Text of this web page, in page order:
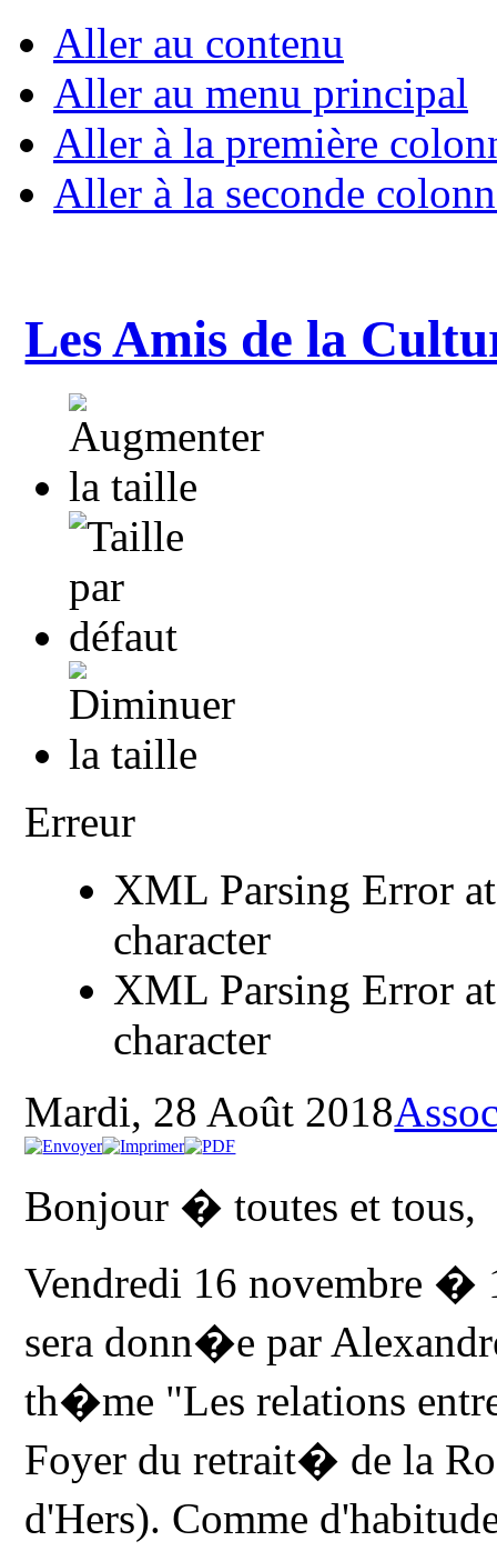
Aller au contenu
Aller au menu principal
Aller à la première
Aller à la seconde
Les Amis de la
Erreur
XML Parsing Error
character
XML Parsing Error
character
Mardi, 28 Août 2018
Bonjour � toutes et tous,
Vendredi 16 novembre �
sera donn�e par
th�me "Les relations
Foyer du retrait� de la
d'Hers). Comme